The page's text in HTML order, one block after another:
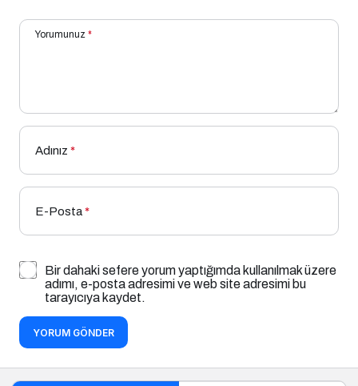
Yorumunuz *
Adınız *
E-Posta*
Bir dahaki sefere yorum yaptığımda kullanılmak üzere
adımı, e-posta adresimi ve web site adresimi bu
tarayıcıya kaydet.
YORUM GÖNDER